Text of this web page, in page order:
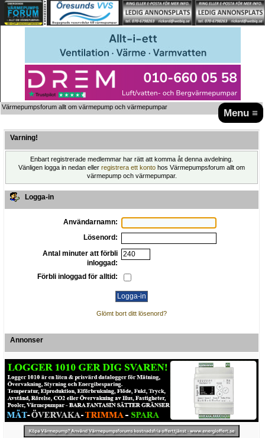
Menu ≡
Värmepumpsforum allt om värmepump och värmepumpar
Varning!
Enbart registrerade medlemmar har rätt att komma åt denna avdelning.
Vänligen logga in nedan eller registrera ett konto hos Värmepumpsforum allt om
värmepump och värmepumpar.
Logga-in
Användarnamn:
Lösenord:
Antal minuter att förbli
inloggad:
Förbli inloggad för alltid:
Glömt bort ditt lösenord?
Annonser